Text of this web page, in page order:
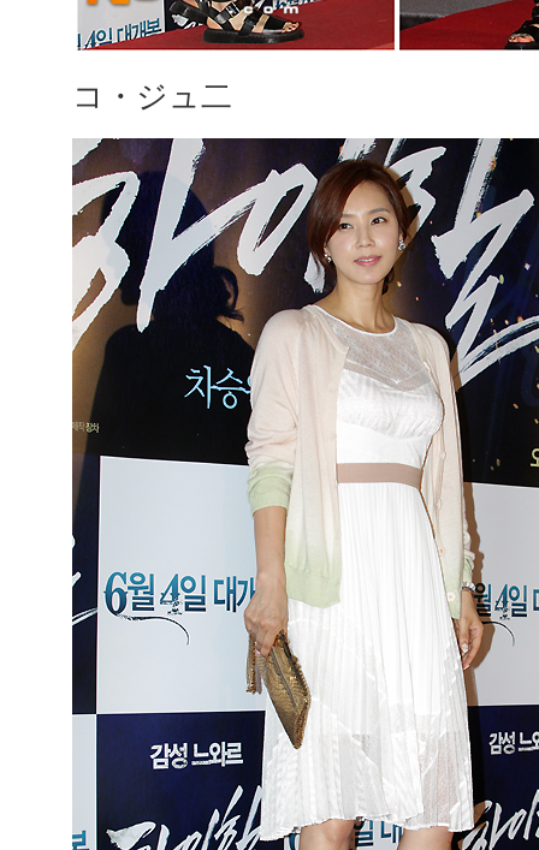
コ・ジュ二